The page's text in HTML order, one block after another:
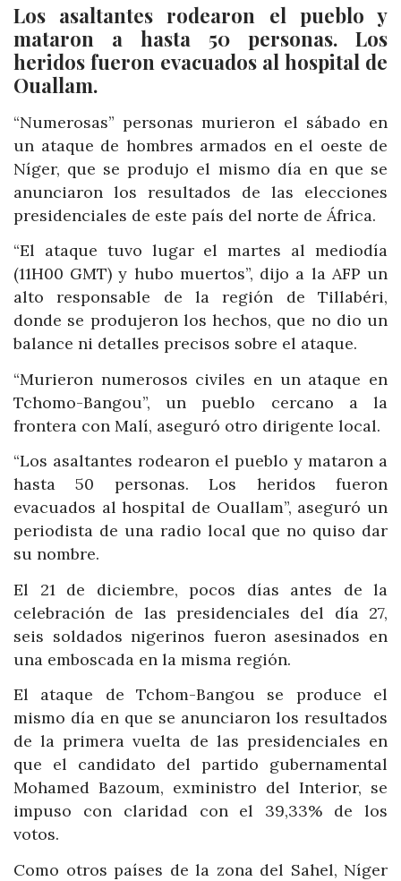
Los asaltantes rodearon el pueblo y
mataron a hasta 50 personas. Los
heridos fueron evacuados al hospital de
Ouallam.
“Numerosas” personas murieron el sábado en
un ataque de hombres armados en el oeste de
Níger, que se produjo el mismo día en que se
anunciaron los resultados de las elecciones
presidenciales de este país del norte de África.
“El ataque tuvo lugar el martes al mediodía
(11H00 GMT) y hubo muertos”, dijo a la AFP un
alto responsable de la región de Tillabéri,
donde se produjeron los hechos, que no dio un
balance ni detalles precisos sobre el ataque.
“Murieron numerosos civiles en un ataque en
Tchomo-Bangou”, un pueblo cercano a la
frontera con Malí, aseguró otro dirigente local.
“Los asaltantes rodearon el pueblo y mataron a
hasta 50 personas. Los heridos fueron
evacuados al hospital de Ouallam”, aseguró un
periodista de una radio local que no quiso dar
su nombre.
El 21 de diciembre, pocos días antes de la
celebración de las presidenciales del día 27,
seis soldados nigerinos fueron asesinados en
una emboscada en la misma región.
El ataque de Tchom-Bangou se produce el
mismo día en que se anunciaron los resultados
de la primera vuelta de las presidenciales en
que el candidato del partido gubernamental
Mohamed Bazoum, exministro del Interior, se
impuso con claridad con el 39,33% de los
votos.
Como otros países de la zona del Sahel, Níger